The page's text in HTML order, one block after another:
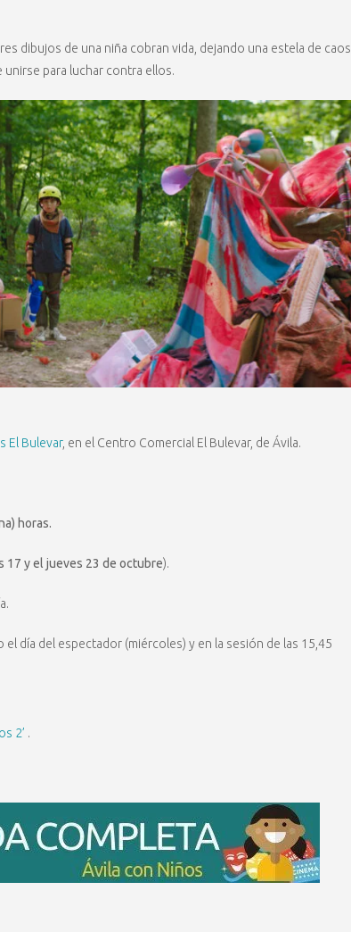
dibujos de una niña cobran vida, dejando una estela de caos
para luchar contra ellos.
El Bulevar, en el Centro Comercial El Bulevar, de Ávila.
horas.
17 y el jueves 23 de octubre).
el día del espectador (miércoles) y en la sesión de las 15,45
2’ .